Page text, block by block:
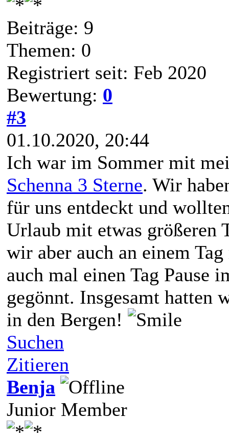
Beiträge: 9
Themen: 0
Registriert seit: Feb 2020
Bewertung: 0
#3
01.10.2020, 20:44
Ich war im Sommer mit
Schenna 3 Sterne. Wir
für uns entdeckt und
Urlaub mit etwas größeren
wir aber auch an einem
auch mal einen Tag Pause
gegönnt. Insgesamt hatten
in den Bergen!
Suchen
Zitieren
Benja
Junior Member